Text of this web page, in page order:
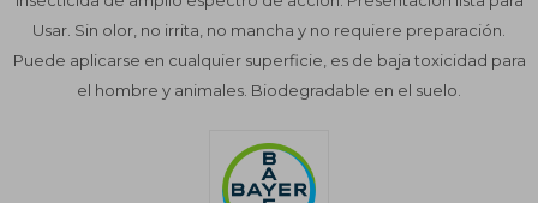
Usar. Sin olor, no irrita, no mancha y no requiere preparación.
Puede aplicarse en cualquier superficie, es de baja toxicidad para
el hombre y animales. Biodegradable en el suelo.